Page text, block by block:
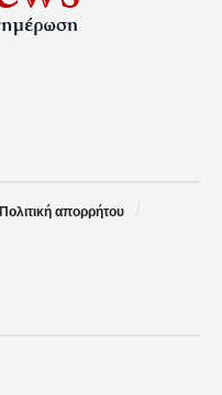
Πολιτική απορρήτου